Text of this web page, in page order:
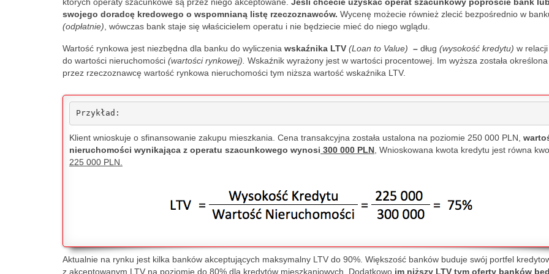
swojego doradcę kredowego o wspomnianą listę rzeczoznawców. Wycenę możecie również zlecić bezpośrednio w
(odpłatnie) , wówczas bank staje się właścicielem operatu i nie będziecie mieć do niego wglądu.
Wartość rynkowa jest niezbędna dla banku do wyliczenia wskaźnika LTV (Loan to Value) – dług (wysokość kredytu) w relacji
do wartości nieruchomości (wartości rynkowej). Wskaźnik wyrażony jest w wartości procentowej. Im wyższa została określona
przez rzeczoznawcę wartość rynkowa nieruchomości tym niższa wartość wskaźnika LTV.
Przykład:
Klient wnioskuje o sfinansowanie zakupu mieszkania. Cena transakcyjna została ustalona na poziomie 250 000 PLN,
nieruchomości wynikająca z operatu szacunkowego wynosi 300 000 PLN , Wnioskowana kwota kredytu jest równa
225 000 PLN.
Aktualnie na rynku jest kilka banków akceptujących maksymalny LTV do 90%. Większość banków buduje swój portfel
z akceptowanym LTV na poziomie do 80% dla kredytów mieszkaniowych. Dodatkowo im niższy LTV tym oferty banków
simply a calculating
fraudster.
Booking system, my
reservation was
few hours before arrival. I
immediately paid for the
same number of people,
for a quick resolution the
next day. Of course, the
second last-minute
explaining the situation,
the Booking consultants
hadn't canceled the stay
and that I hadn't intended
best options, and truly
cares about the client.
entire process went
smoothly and without
recommend Michał!"
smoothly.